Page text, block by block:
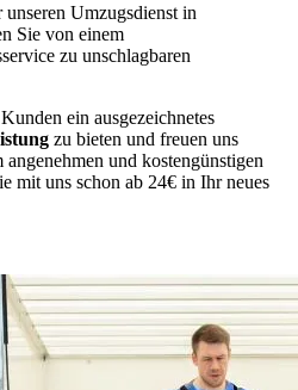
Umzugsdienst in
Sie von einem
zu unschlagbaren
ein ausgezeichnetes
zu bieten und freuen uns
und kostengünstigen
mit uns schon ab 24€ in Ihr neues